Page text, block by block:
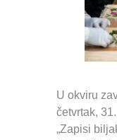
U okviru
četvrtak,
„Zapisi